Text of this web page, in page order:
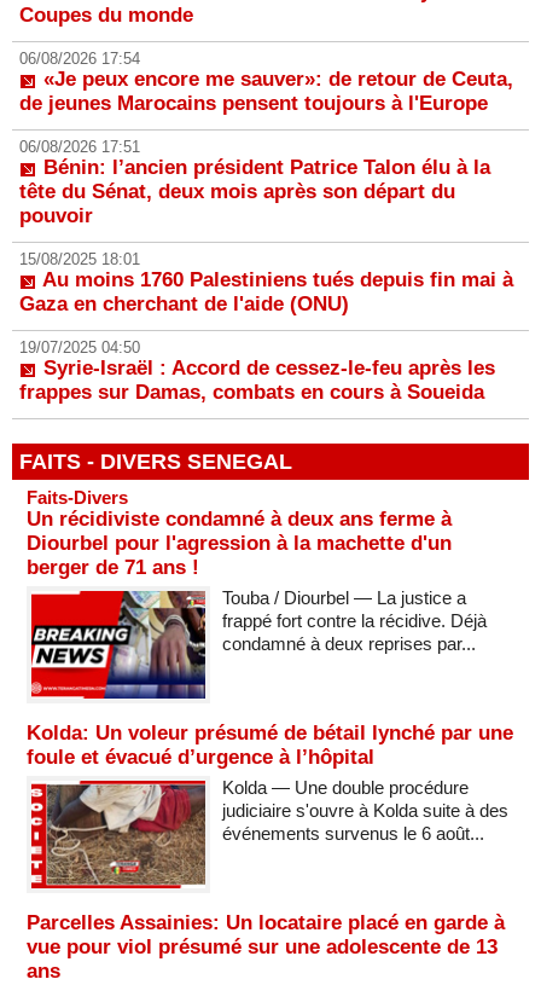
Coupes du monde
06/08/2026 17:54
«Je peux encore me sauver»: de retour de Ceuta,
de jeunes Marocains pensent toujours à l'Europe
06/08/2026 17:51
Bénin: l’ancien président Patrice Talon élu à la
tête du Sénat, deux mois après son départ du
pouvoir
15/08/2025 18:01
Au moins 1760 Palestiniens tués depuis fin mai à
Gaza en cherchant de l'aide (ONU)
19/07/2025 04:50
Syrie-Israël : Accord de cessez-le-feu après les
frappes sur Damas, combats en cours à Soueida
FAITS - DIVERS SENEGAL
Faits-Divers
Un récidiviste condamné à deux ans ferme à
Diourbel pour l'agression à la machette d'un
berger de 71 ans !
Touba / Diourbel — La justice a
frappé fort contre la récidive. Déjà
condamné à deux reprises par...
Kolda: Un voleur présumé de bétail lynché par une
foule et évacué d’urgence à l’hôpital
Kolda — Une double procédure
judiciaire s'ouvre à Kolda suite à des
événements survenus le 6 août...
Parcelles Assainies: Un locataire placé en garde à
vue pour viol présumé sur une adolescente de 13
ans